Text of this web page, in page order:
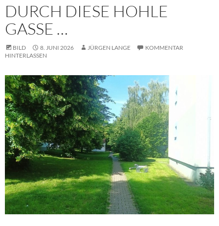
DURCH DIESE HOHLE
GASSE …
BILD 8. JUNI 2026 JÜRGEN LANGE
KOMMENTAR
HINTERLASSEN